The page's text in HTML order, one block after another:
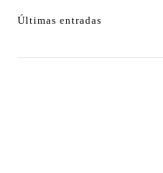
Últimas entradas